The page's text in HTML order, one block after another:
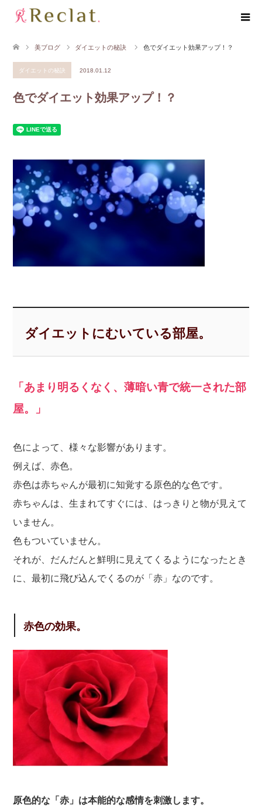
美ブログ ダイエットの秘訣 色でダイエット効果アップ！？
ダイエットの秘訣 2018.01.12
色でダイエット効果アップ！？
ダイエットにむいている部屋。
「あまり明るくなく、薄暗い青で統一された部
屋。」
色によって、様々な影響があります。
例えば、赤色。
赤色は赤ちゃんが最初に知覚する原色的な色です。
赤ちゃんは、生まれてすぐには、はっきりと物が見えて
いません。
色もついていません。
それが、だんだんと鮮明に見えてくるようになったとき
に、最初に飛び込んでくるのが「赤」なのです。
赤色の効果。
原色的な「赤」は本能的な感情を刺激します。